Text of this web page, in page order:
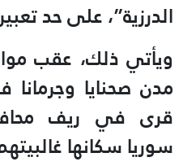
الدرزية”، على حد
ويأتي ذلك، عقب
مدن صحنايا
قرى في ريف
سوريا سكانها